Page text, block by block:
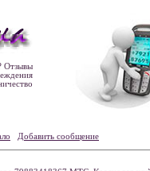
Отзывы
Добавить сообщение